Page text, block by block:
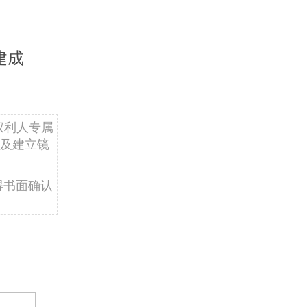
成
人专属
建立镜
书面确认